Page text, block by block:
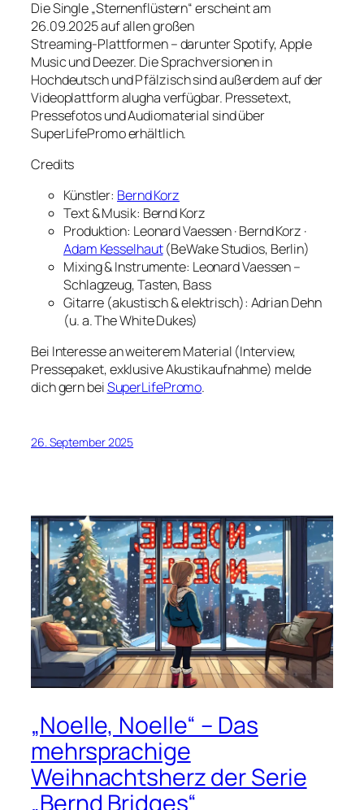
Die Single „Sternenflüstern“ erscheint am
26.09.2025 auf allen großen
Streaming‑Plattformen – darunter Spotify, Apple
Music und Deezer. Die Sprachversionen in
Hochdeutsch und Pfälzisch sind außerdem auf der
Videoplattform alugha verfügbar. Pressetext,
Pressefotos und Audiomaterial sind über
SuperLifePromo erhältlich.
Credits
Künstler: Bernd Korz
Text & Musik: Bernd Korz
Produktion: Leonard Vaessen · Bernd Korz ·
Adam Kesselhaut(BeWake Studios, Berlin)
Mixing & Instrumente: Leonard Vaessen –
Schlagzeug, Tasten, Bass
Gitarre (akustisch & elektrisch): Adrian Dehn
(u. a. The White Dukes)
Bei Interesse an weiterem Material (Interview,
Pressepaket, exklusive Akustikaufnahme) melde
dich gern beiSuperLifePromo.
26. September 2025
„Noelle, Noelle“ – Das
mehrsprachige
Weihnachtsherz der Serie
„Bernd Bridges“